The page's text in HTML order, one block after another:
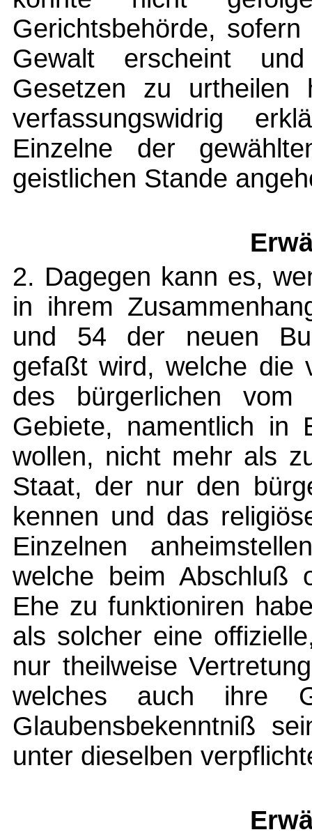
Gerichtsbehörde,
Gewalt erscheint
Gesetzen zu
verfassungswidrig
Einzelne der
geistlichen Stande
2. Dagegen kann es,
in ihrem
und 54 der neuen
gefaßt wird, welche die
des bürgerlichen vom
Gebiete, namentlich in
wollen, nicht mehr als
Staat, der nur den
kennen und das
Einzelnen
welche beim Abschluß
Ehe zu funktioniren
als solcher eine
nur theilweise
welches auch ihre
Glaubensbekenntniß
unter dieselben